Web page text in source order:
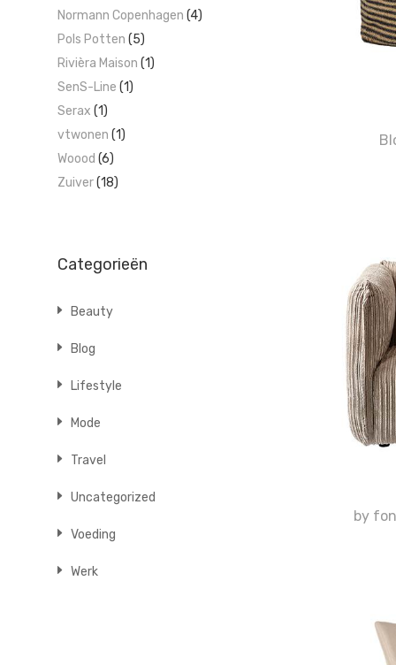
by
Normann Copenhagen (4)
Pols Potten (5)
Rivièra Maison (1)
SenS-Line (1)
Serax (1)
vtwonen (1)
Woood (6)
Zuiver(18)
Categorieën
Beauty
Blog
Lifestyle
Mode
Travel
Uncategorized
Voeding
Werk